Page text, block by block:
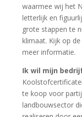
waarmee wij het
letterlijk en
grote stappen te
klimaat. Kijk op
meer informatie.
Ik wil mijn
te koop voor
landbouwsector